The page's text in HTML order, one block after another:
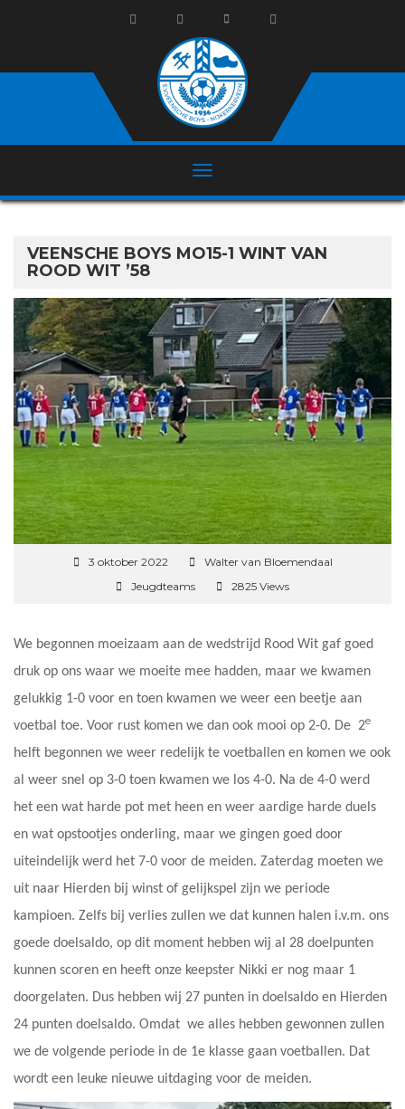
VEENSCHE BOYS MO15-1 WINT VAN
ROOD WIT ’58
3 oktober 2022
Walter van Bloemendaal
Jeugdteams
2825 Views
We begonnen moeizaam aan de wedstrijd Rood Wit gaf goed
druk op ons waar we moeite mee hadden, maar we kwamen
gelukkig 1-0 voor en toen kwamen we weer een beetje aan
voetbal toe. Voor rust komen we dan ook mooi op 2-0. De 2e
helft begonnen we weer redelijk te voetballen en komen we ook
al weer snel op 3-0 toen kwamen we los 4-0. Na de 4-0 werd
het een wat harde pot met heen en weer aardige harde duels
en wat opstootjes onderling, maar we gingen goed door
uiteindelijk werd het 7-0 voor de meiden. Zaterdag moeten we
uit naar Hierden bij winst of gelijkspel zijn we periode
kampioen. Zelfs bij verlies zullen we dat kunnen halen i.v.m. ons
goede doelsaldo, op dit moment hebben wij al 28 doelpunten
kunnen scoren en heeft onze keepster Nikki er nog maar 1
doorgelaten. Dus hebben wij 27 punten in doelsaldo en Hierden
24 punten doelsaldo. Omdat we alles hebben gewonnen zullen
we de volgende periode in de 1e klasse gaan voetballen. Dat
wordt een leuke nieuwe uitdaging voor de meiden.